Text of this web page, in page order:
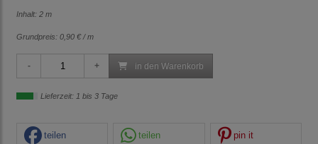
Inhalt: 2 m
Grundpreis: 0,90 € / m
in den Warenkorb
Lieferzeit: 1 bis 3 Tage
teilen teilen pin it